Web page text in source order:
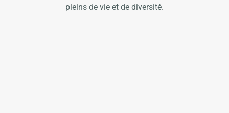
pleins de vie et de diversité.